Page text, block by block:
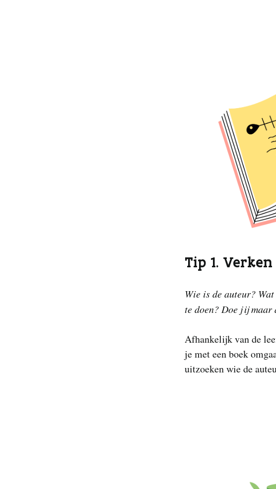
Tip 1.
Wie is de auteur?
te doen? Doe jij maar
Afhankelijk van de
je met een boek
uitzoeken wie de